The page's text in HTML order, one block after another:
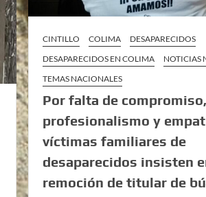
CINTILLO COLIMA
DESAPARECIDOS
DESAPARECIDOS EN COLIMA
NOTICIAS
TEMAS NACIONALES
Por falta de compromiso,
profesionalismo y
víctimas familiares de
desaparecidos insisten
remoción de titular de